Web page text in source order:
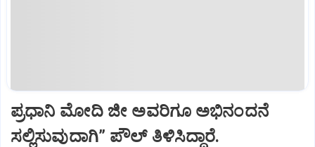
ಪ್ರಧಾನಿ ಮೋದಿ ಜೀ ಅವರಿಗೂ ಅಭಿನಂದನೆ
ಸಲ್ಲಿಸುವುದಾಗಿ” ಪೌಲ್‌ ತಿಳಿಸಿದ್ದಾರೆ.